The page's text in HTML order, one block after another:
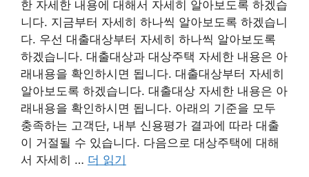
한 자세한 내용에 대해서 자세히 알아보도록 하겠습
니다. 지금부터 자세히 하나씩 알아보도록 하겠습니
다. 우선 대출대상부터 자세히 하나씩 알아보도록
하겠습니다. 대출대상과 대상주택 자세한 내용은 아
래내용을 확인하시면 됩니다. 대출대상부터 자세히
알아보도록 하겠습니다. 대출대상 자세한 내용은 아
래내용을 확인하시면 됩니다. 아래의 기준을 모두
충족하는 고객단, 내부 신용평가 결과에 따라 대출
이 거절될 수 있습니다. 다음으로 대상주택에 대해
서 자세히 … 더 읽기